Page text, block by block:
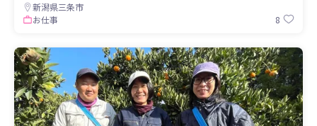
新潟県三条市
お仕事
8